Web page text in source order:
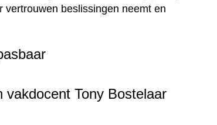
vertrouwen beslissingen neemt en
vakdocent Tony Bostelaar